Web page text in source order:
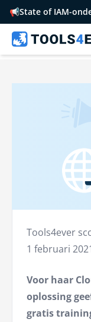
📢State of IAM-
Tools4ever
1 februari
Voor haar
oplossing
gratis